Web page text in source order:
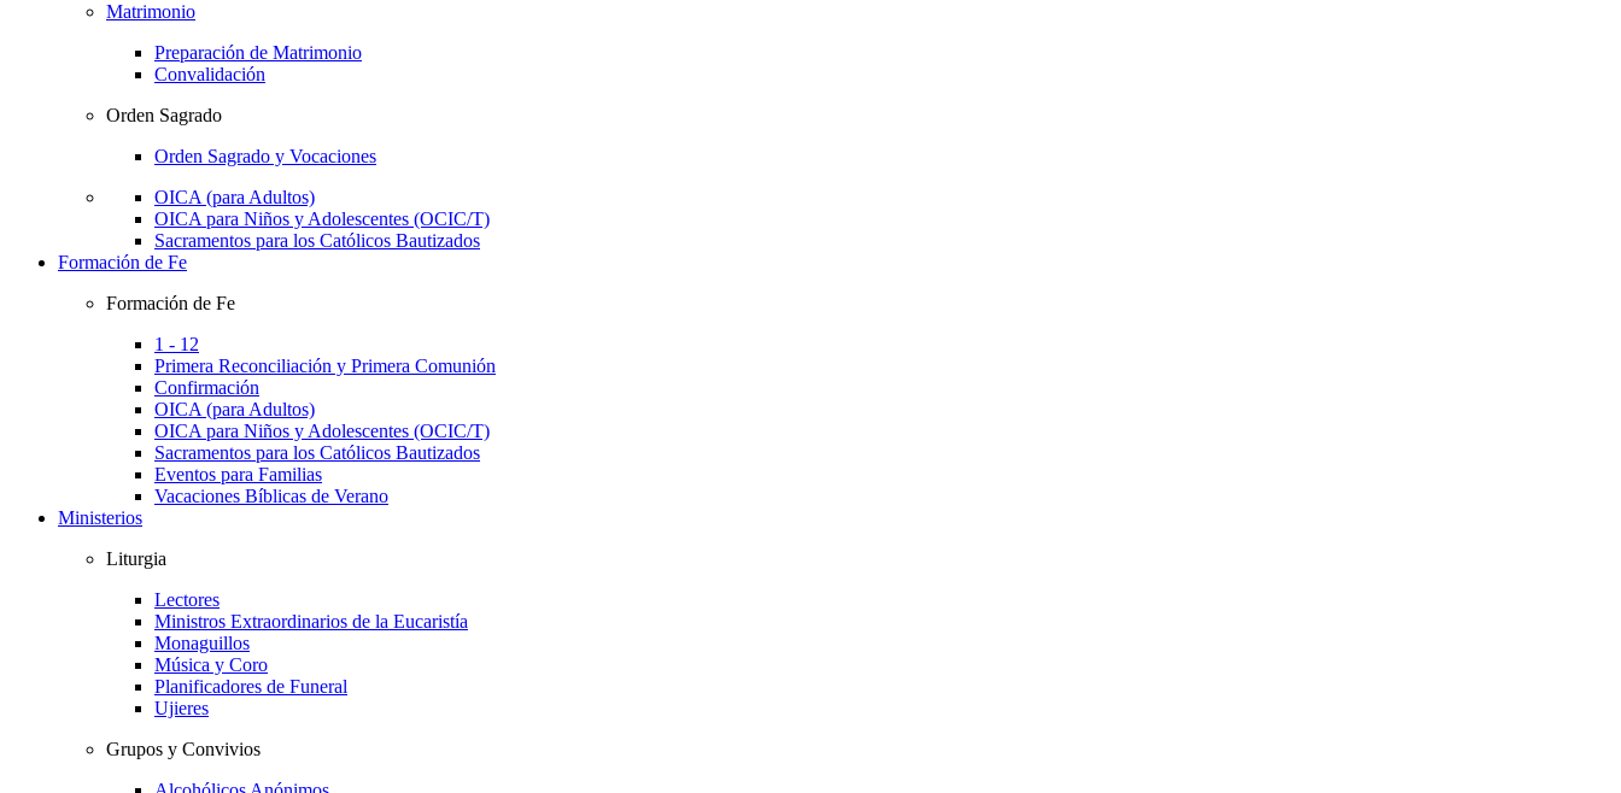
Matrimonio
Preparación de Matrimonio
Convalidación
Orden Sagrado
Orden Sagrado y Vocaciones
OICA (para Adultos)
OICA para Niños y Adolescentes (OCIC/T)
Sacramentos para los Católicos Bautizados
Formación de Fe
Formación de Fe
1 - 12
Primera Reconciliación y Primera Comunión
Confirmación
OICA (para Adultos)
OICA para Niños y Adolescentes (OCIC/T)
Sacramentos para los Católicos Bautizados
Eventos para Familias
Vacaciones Bíblicas de Verano
Ministerios
Liturgia
Lectores
Ministros Extraordinarios de la Eucaristía
Monaguillos
Música y Coro
Planificadores de Funeral
Ujieres
Grupos y Convivios